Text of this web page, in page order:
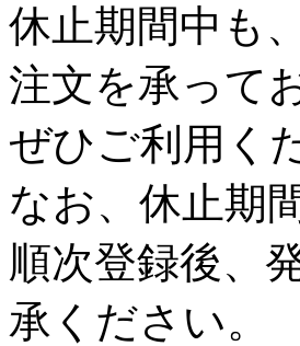
休止期間中も
注文を承って
ぜひご利用く
なお、休止期
順次登録後、
承ください。